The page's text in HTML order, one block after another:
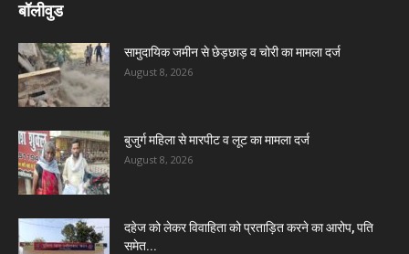
बॉलीवुड
सामुदायिक जमीन से छेड़छाड़ व चोरी का मामला दर्ज
August 8, 2026
बुजुर्ग महिला से मारपीट व लूट का मामला दर्ज
August 8, 2026
दहेज को लेकर विवाहिता को प्रताड़ित करने का आरोप, पति
समेत...